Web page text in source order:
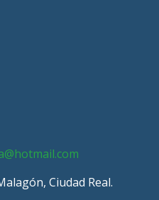
Ciudad Real.